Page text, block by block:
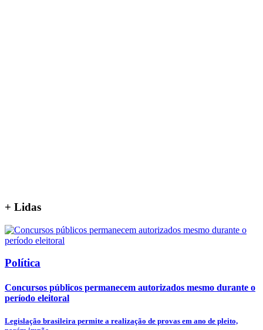
+ Lidas
Política
Concursos públicos permanecem autorizados mesmo durante o
período eleitoral
Legislação brasileira permite a realização de provas em ano de pleito,